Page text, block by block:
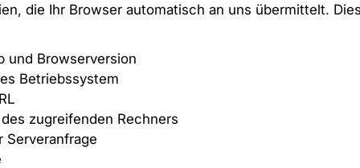
die Ihr Browser automatisch an uns übermittelt.
und Browserversion
Betriebssystem
zugreifenden Rechners
Serveranfrage